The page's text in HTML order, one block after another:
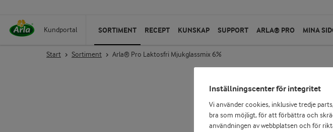
Kundportal SORTIMENT RECEPT KUNSKAP SUPPORT ARLA® PRO MINA
Start Sortiment Arla® Pro Laktosfri Mjukglassmix 6%
Arla® Pro
Inställningscenter för integritet
Vi använder cookies, inklusive tredje
bra som möjligt, för att förbättra och
användningen av webbplatsen och för